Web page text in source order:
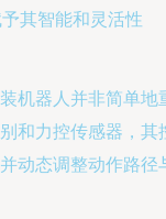
其智能和灵活性
机器人并非简单地
和力控传感器，其
动态调整动作路径